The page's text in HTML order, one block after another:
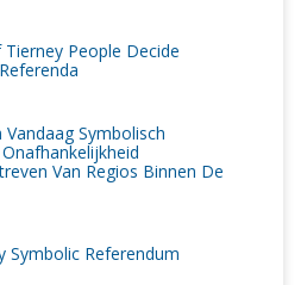
People Decide
Symbolisch
Van Regios Binnen De
Symbolic Referendum